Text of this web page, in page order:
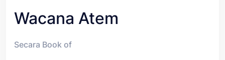
Wacana Atem
Secara Book of